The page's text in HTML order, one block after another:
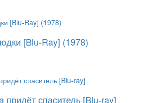
[Blu-Ray] (1978)
придёт спаситель [Blu-ray]